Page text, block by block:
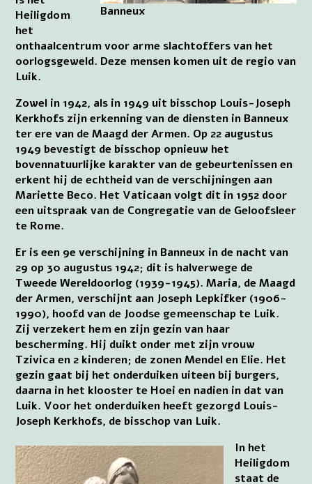
Banneux
Heiligdom
het
onthaalcentrum voor arme slachtoffers van het
oorlogsgeweld. Deze mensen komen uit de regio van
Luik.
Zowel in 1942, als in 1949 uit bisschop Louis-Joseph
Kerkhofs zijn erkenning van de diensten in Banneux
ter ere van de Maagd der Armen. Op 22 augustus
1949 bevestigt de bisschop opnieuw het
bovennatuurlijke karakter van de gebeurtenissen en
erkent hij de echtheid van de verschijningen aan
Mariette Beco. Het Vaticaan volgt dit in 1952 door
een uitspraak van de Congregatie van de Geloofsleer
te Rome.
Er is een 9e verschijning in Banneux in de nacht van
29 op 30 augustus 1942; dit is halverwege de
Tweede Wereldoorlog (1939-1945). Maria, de Maagd
der Armen, verschijnt aan Joseph Lepkifker (1906-
1990), hoofd van de Joodse gemeenschap te Luik.
Zij verzekert hem en zijn gezin van haar
bescherming. Hij duikt onder met zijn vrouw
Tzivica en 2 kinderen; de zonen Mendel en Elie. Het
gezin gaat bij het onderduiken uiteen bij burgers,
daarna in het klooster te Hoei en nadien in dat van
Luik. Voor het onderduiken heeft gezorgd Louis-
Joseph Kerkhofs, de bisschop van Luik.
In het
Heiligdom
staat de